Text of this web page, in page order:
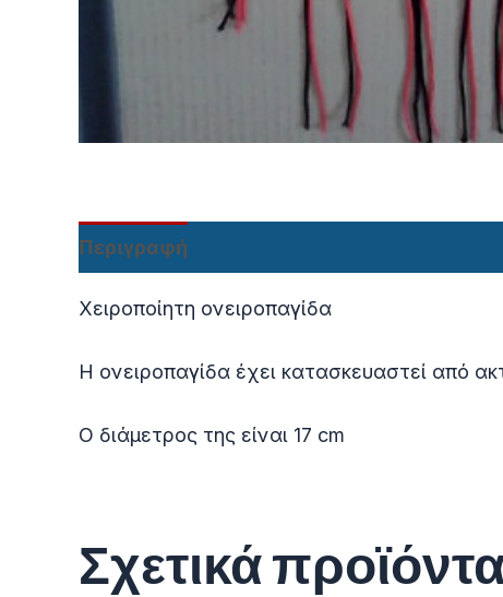
Περιγραφή
Χειροποίητη ονειροπαγίδα
Η ονειροπαγίδα έχει κατασκευαστεί από
Ο διάμετρος της είναι 17 cm
Σχετικά